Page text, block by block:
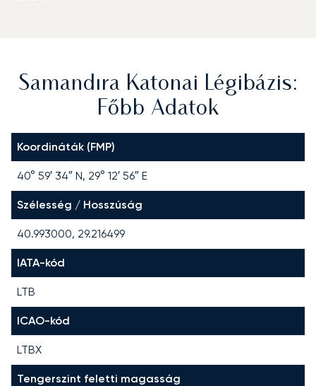
Samandıra Katonai Légibázis:
Főbb Adatok
Koordináták (FMP)
40° 59′ 34″ N, 29° 12′ 56″ E
Szélesség / Hosszúság
40.993000, 29.216499
IATA-kód
LTB
ICAO-kód
LTBX
Tengerszint feletti magasság